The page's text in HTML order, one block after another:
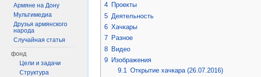
4 Проекты
5 Деятельность
6 Хачкары
7 Разное
8 Видео
9 Изображения
9.1 Открытие хачкара (26.07.2016)
Армяне на Дону
Мультимедиа
Друзья армянского
народа
Случайная статья
фонд
Цели и задачи
Структура